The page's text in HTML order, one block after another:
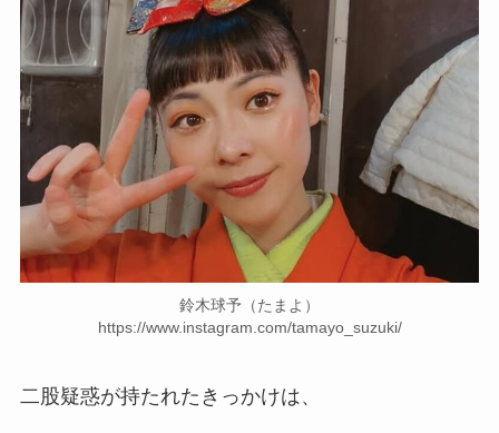
鈴木球予（たまよ）
https://www.instagram.com/tamayo_suzuki/
二股疑惑が持たれたきっかけは、